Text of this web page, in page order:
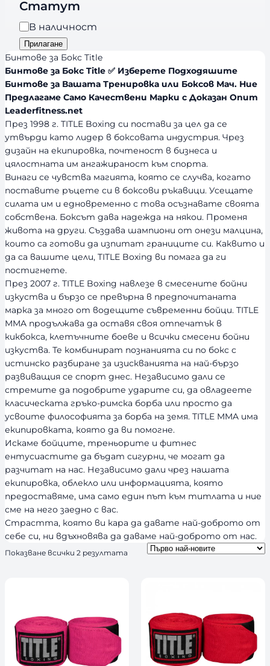
о
р
и
я
r
a
n
d
s
Статут
Н
а
л
и
ч
н
о
с
т
В наличност
Прилагане
Бинтове за Бокс Title
Бинтове за Бокс Title ✅ Изберете Подходяшите
Бинтове за Вашата Тренировка или Боксов Мач. Ние
Предлагаме Само Качествени Марки с Доказан Опит
Leaderfitness.net
През 1998 г. TITLE Boxing си постави за цел да се
утвърди като лидер в боксовата индустрия. Чрез
дизайн на екипировка, почтеност в бизнеса и
цялостната им ангажираност към спорта.
Винаги се чувства магията, която се случва, когато
поставите ръцете си в боксови ръкавици. Усещате
силата им и едновременно с това осъзнавате своята
собствена. Боксът дава надежда на някои. Променя
живота на други. Създава шампиони от онези малцина,
които са готови да изпитат границите си. Каквито и
да са вашите цели, TITLE Boxing ви помага да ги
постигнете.
През 2007 г. TITLE Boxing навлезе в смесените бойни
изкуства и бързо се превърна в предпочитаната
марка за много от водещите съвременни бойци. TITLE
MMA продължава да оставя своя отпечатък в
кикбокса, клетъчните боеве и всички смесени бойни
изкуства. Те комбинират познанията си по бокс с
истинско разбиране за изискванията на най-бързо
развиващия се спорт днес. Независимо дали се
стремите да подобрите ударите си, да овладеете
класическата гръко-римска борба или просто да
усвоите философията за борба на земя. TITLE MMA има
екипировката, която да ви помогне.
Искаме бойците, треньорите и фитнес
ентусиастите да бъдат сигурни, че могат да
разчитат на нас. Независимо дали чрез нашата
екипировка, облекло или информацията, която
предоставяме, има само един път към титлата и ние
сме на него заедно с вас.
Страстта, която ви кара да давате най-доброто от
себе си, ни вдъхновява да даваме най-доброто от нас.
Показване всички 2 резултата